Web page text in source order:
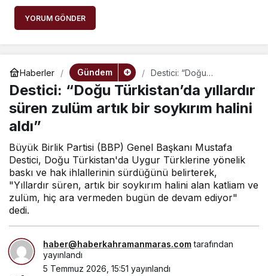
YORUM GÖNDER
Haberler Gündem
Destici: “Doğu
Türkistan’da yıllardır
süren zulüm artık bir
soykırım halini aldı”
Destici: “Doğu Türkistan’da yıllardır
süren zulüm artık bir soykırım halini
aldı”
Büyük Birlik Partisi (BBP) Genel Başkanı Mustafa
Destici, Doğu Türkistan'da Uygur Türklerine yönelik
baskı ve hak ihlallerinin sürdüğünü belirterek,
"Yıllardır süren, artık bir soykırım halini alan katliam ve
zulüm, hiç ara vermeden bugün de devam ediyor"
dedi.
haber@haberkahramanmaras.comtarafından
yayınlandı
5 Temmuz 2026, 15:51 yayınlandı